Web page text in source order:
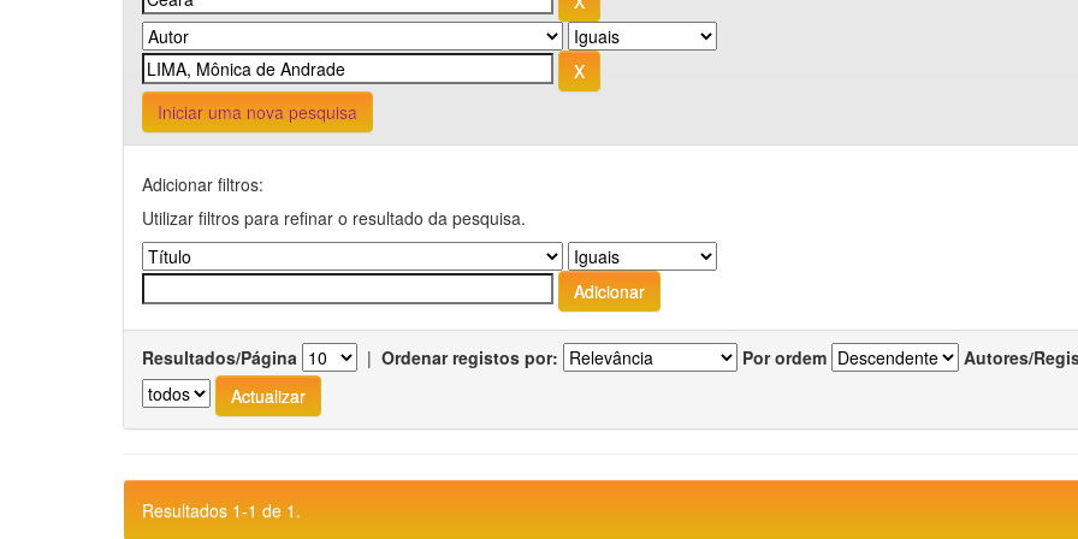
Iniciar uma nova pesquisa
Adicionar filtros:
Utilizar filtros para refinar o resultado da pesquisa.
Resultados/Página | Ordenar registos por: Por ordem Autores/
Resultados 1-1 de 1.